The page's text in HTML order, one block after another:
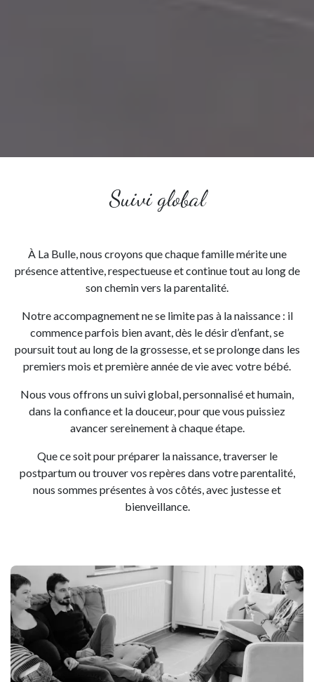
Suivi global
À La Bulle, nous croyons que chaque famille mérite une
présence attentive, respectueuse et continue tout au long de
son chemin vers la parentalité.
Notre accompagnement ne se limite pas à la naissance : il
commence parfois bien avant, dès le désir d’enfant, se
poursuit tout au long de la grossesse, et se prolonge dans les
premiers mois et première année de vie avec votre bébé.
Nous vous offrons un suivi global, personnalisé et humain,
dans la confiance et la douceur, pour que vous puissiez
avancer sereinement à chaque étape.
Que ce soit pour préparer la naissance, traverser le
postpartum ou trouver vos repères dans votre parentalité,
nous sommes présentes à vos côtés, avec justesse et
bienveillance.